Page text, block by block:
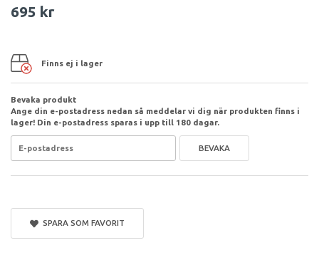
695 kr
Finns ej i lager
Bevaka produkt
Ange din e-postadress nedan så meddelar vi dig när produkten finns i
lager! Din e-postadress sparas i upp till 180 dagar.
BEVAKA
SPARA SOM FAVORIT